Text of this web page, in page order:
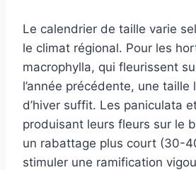
Le calendrier de taille varie
le climat régional. Pour les
macrophylla, qui fleurissent
l’année précédente, une taille
d’hiver suffit. Les paniculata
produisant leurs fleurs sur le
un rabattage plus court (30-
stimuler une ramification